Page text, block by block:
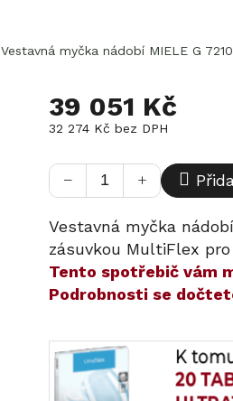
Vestavná myčka nádobí MIELE G
39 051 Kč
32 274 Kč bez DPH
cena:
+
−
Vestavná myčka
zásuvkou MultiFlex
​​Tento spotřebič vám
Podrobnosti se